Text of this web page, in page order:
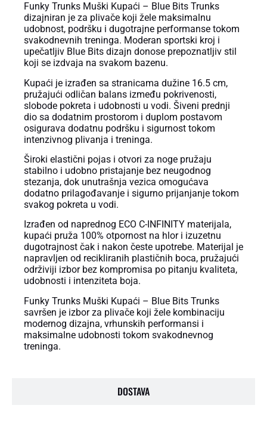
DOSTAVA
Funky Trunks Muški Kupaći – Blue Bits Trunks
dizajniran je za plivače koji žele maksimalnu
udobnost, podršku i dugotrajne performanse tokom
svakodnevnih treninga. Moderan sportski kroj i
upečatljiv Blue Bits dizajn donose prepoznatljiv stil
koji se izdvaja na svakom bazenu.
Kupaći je izrađen sa stranicama dužine 16.5 cm,
pružajući odličan balans između pokrivenosti,
slobode pokreta i udobnosti u vodi. Šiveni prednji
dio sa dodatnim prostorom i duplom postavom
osigurava dodatnu podršku i sigurnost tokom
intenzivnog plivanja i treninga.
Široki elastični pojas i otvori za noge pružaju
stabilno i udobno pristajanje bez neugodnog
stezanja, dok unutrašnja vezica omogućava
dodatno prilagođavanje i sigurno prijanjanje tokom
svakog pokreta u vodi.
Izrađen od naprednog ECO C-INFINITY materijala,
kupaći pruža 100% otpornost na hlor i izuzetnu
dugotrajnost čak i nakon česte upotrebe. Materijal je
napravljen od recikliranih plastičnih boca, pružajući
održiviji izbor bez kompromisa po pitanju kvaliteta,
udobnosti i intenziteta boja.
Funky Trunks Muški Kupaći – Blue Bits Trunks
savršen je izbor za plivače koji žele kombinaciju
modernog dizajna, vrhunskih performansi i
maksimalne udobnosti tokom svakodnevnog
treninga.